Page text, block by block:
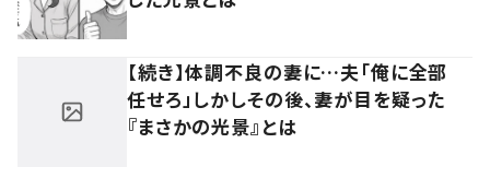
【続き】体調不良の妻に…夫「俺に全部
任せろ」しかしその後、妻が目を疑った
『まさかの光景』とは